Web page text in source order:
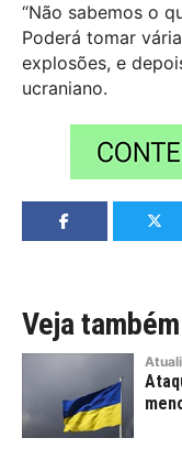
“Não sabemos o
Poderá tomar
explosões, e
ucraniano.
Veja também